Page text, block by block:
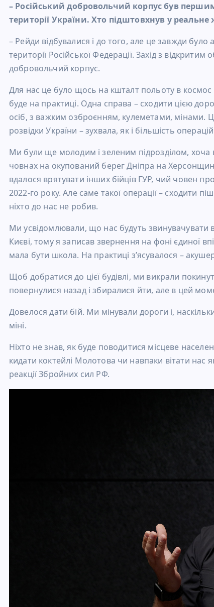
– Російський добровольчий корпус був
території України. Хто підштовхнув у
– Рейди відбувалися і до того, але це завжди було
території Російської Федерації. Захід з
добровольчий корпус.
Для нас це було щось на кшталт польоту в
буде на практиці. Одна справа – сходити цією
осіб, з важким озброєнням, кулеметами, мінами.
розвідки України – зухвала, як і більшість
Ми були ще молодим і зеленим підрозділом,
човнах на окупований берег Дніпра на
вдалося врятувати інших бійців ГУР, чий човен
2022-го року. Але саме такої операції – сходити
ніхто до нас не робив.
Ми усвідомлювали, що нас будуть звинувачувати
Києві, тому я записав звернення на фоні єдиної
мала бути школа. На практиці з’ясувалося –
Щоб добратися до цієї будівлі, ми викрали
повернулися назад і збиралися йти, але в цей
Довелося дати бій. Ми мінували дороги і,
міні.
Ніхто не знав, як буде поводитися місцеве
кидати коктейлі Молотова чи навпаки вітати нас
реакції Збройних сил РФ.